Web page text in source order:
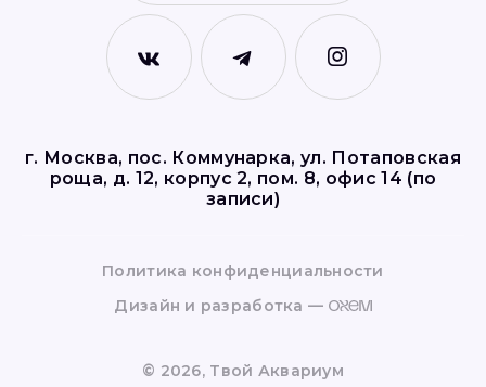
г. Москва, пос. Коммунарка, ул. Потаповская
роща, д. 12, корпус 2, пом. 8, офис 14 (по
записи)
Политика конфиденциальности
© 2026, Твой Аквариум
Дизайн и разработка —